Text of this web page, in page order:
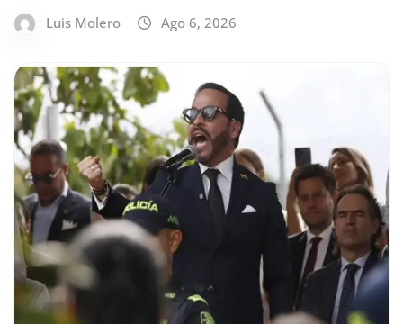
Luis Molero Ago 6, 2026